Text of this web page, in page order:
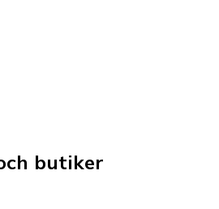
butiker